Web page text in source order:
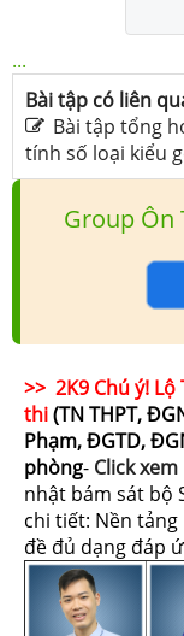
...
Bài tập có liên
Bài tập tổng
tính số loại kiểu
Group Ôn
>> 2K9 Chú ý!
thi(TN THPT,
Phạm, ĐGTD,
phòng- Click
nhật bám sát bộ
chi tiết: Nền tảng
đề đủ dạng đáp